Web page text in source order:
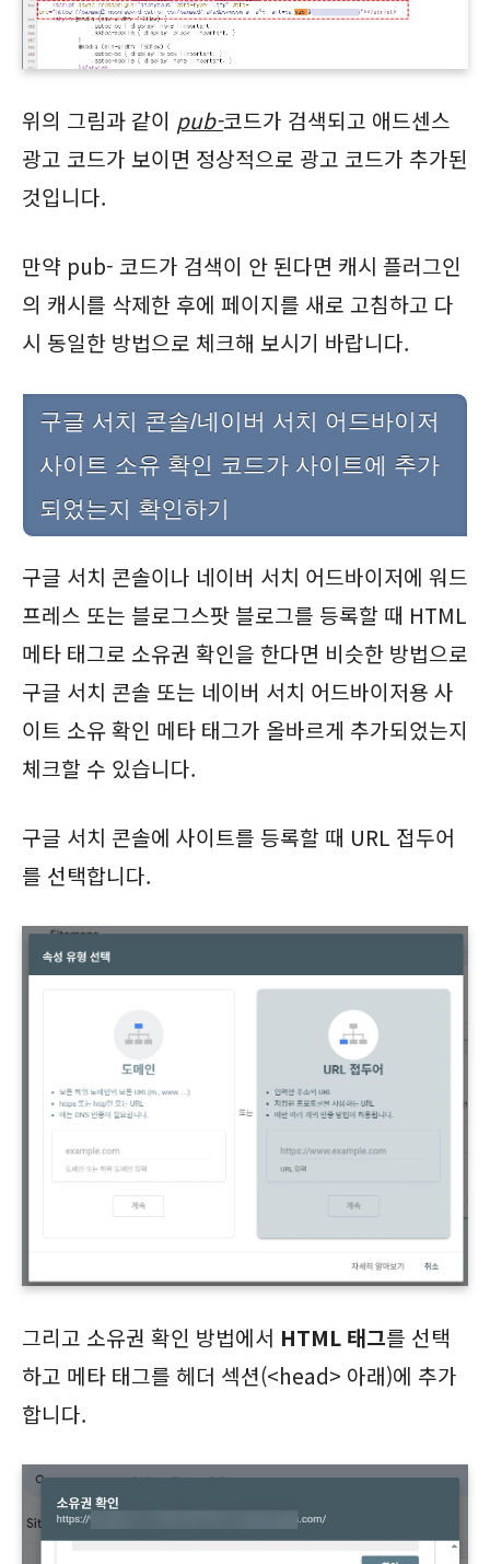
위의 그림과 같이 pub-코드가 검색되고 애드센스
광고 코드가 보이면 정상적으로 광고 코드가 추가된
것입니다.
만약 pub- 코드가 검색이 안 된다면 캐시 플러그인
의 캐시를 삭제한 후에 페이지를 새로 고침하고 다
시 동일한 방법으로 체크해 보시기 바랍니다.
구글 서치 콘솔/네이버 서치 어드바이저
사이트 소유 확인 코드가 사이트에 추가
되었는지 확인하기
구글 서치 콘솔이나 네이버 서치 어드바이저에 워드
프레스 또는 블로그스팟 블로그를 등록할 때 HTML
메타 태그로 소유권 확인을 한다면 비슷한 방법으로
구글 서치 콘솔 또는 네이버 서치 어드바이저용 사
이트 소유 확인 메타 태그가 올바르게 추가되었는지
체크할 수 있습니다.
구글 서치 콘솔에 사이트를 등록할 때 URL 접두어
를 선택합니다.
그리고 소유권 확인 방법에서 HTML 태그를 선택
하고 메타 태그를 헤더 섹션(<head> 아래)에 추가
합니다.